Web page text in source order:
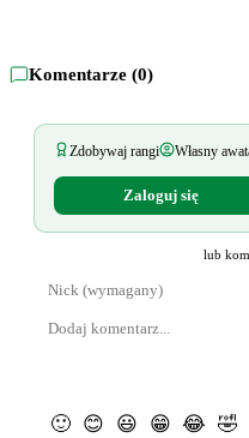
Komentarze (0)
Zdobywaj rangi Własny
Zaloguj się
lub
🙂 😊 😃 😁 😂 🤣